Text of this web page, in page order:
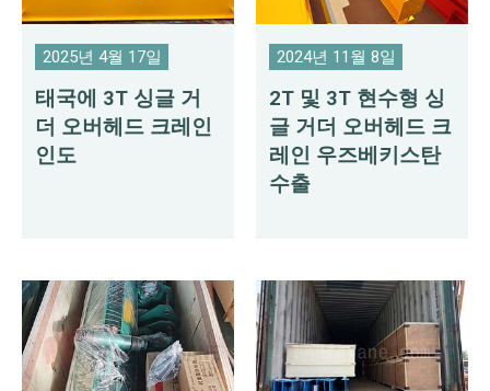
2025년 4월 17일
태국에 3T 싱글 거
더 오버헤드 크레인
인도
2024년 11월 8일
2T 및 3T 현수형 싱
글 거더 오버헤드 크
레인 우즈베키스탄
수출